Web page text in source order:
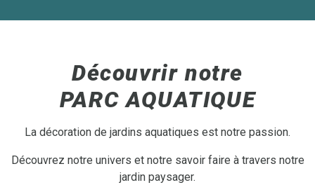
Découvrir notre
PARC AQUATIQUE
La décoration de jardins aquatiques est notre passion.
Découvrez notre univers et notre savoir faire à travers notre
jardin paysager.